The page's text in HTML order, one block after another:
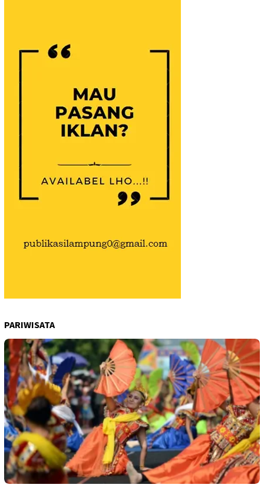
PARIWISATA